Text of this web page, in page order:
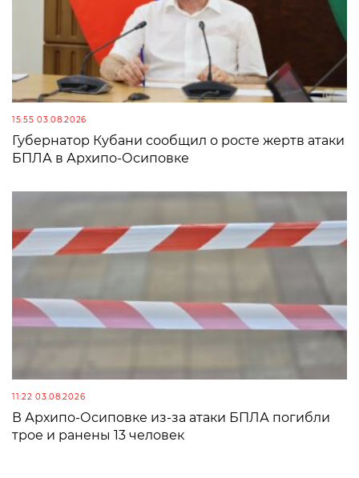
15:55 03.08.2026
Губернатор Кубани сообщил о росте жертв атаки
БПЛА в Архипо-Осиповке
11:22 03.08.2026
В Архипо-Осиповке из-за атаки БПЛА погибли
трое и ранены 13 человек